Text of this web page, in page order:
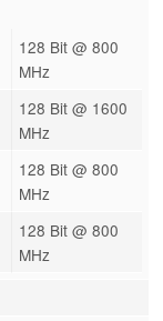
128 Bit @ 800
MHz
128 Bit @ 1600
MHz
128 Bit @ 800
MHz
128 Bit @ 800
MHz